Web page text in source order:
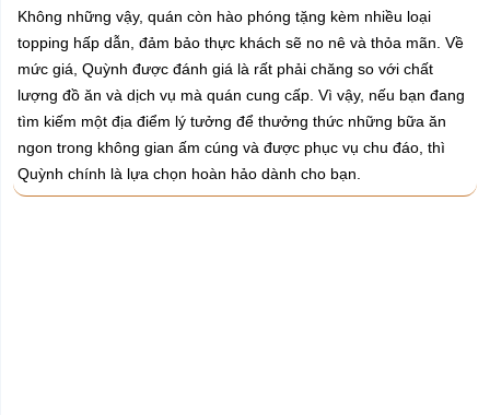
Không những vậy, quán còn hào phóng tặng kèm nhiều loại
topping hấp dẫn, đảm bảo thực khách sẽ no nê và thỏa mãn. Về
mức giá, Quỳnh được đánh giá là rất phải chăng so với chất
lượng đồ ăn và dịch vụ mà quán cung cấp. Vì vậy, nếu bạn đang
tìm kiếm một địa điểm lý tưởng để thưởng thức những bữa ăn
ngon trong không gian ấm cúng và được phục vụ chu đáo, thì
Quỳnh chính là lựa chọn hoàn hảo dành cho bạn.